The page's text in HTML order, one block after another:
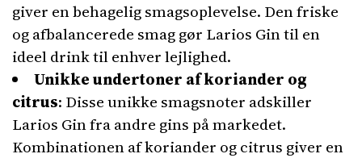
giver en behagelig smagsoplevelse. Den friske
og afbalancerede smag gør Larios Gin til en
ideel drink til enhver lejlighed.
Unikke undertoner af koriander og
citrus: Disse unikke smagsnoter adskiller
Larios Gin fra andre gins på markedet.
Kombinationen af koriander og citrus giver en